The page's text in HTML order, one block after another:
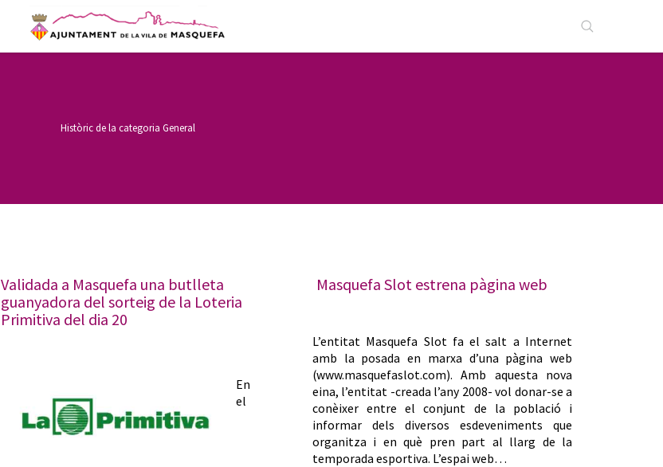
Històric de la categoria General
Validada a Masquefa una butlleta
guanyadora del sorteig de la Loteria
Primitiva del dia 20
En
el
Masquefa Slot estrena pàgina web
L’entitat Masquefa Slot fa el salt a Internet
amb la posada en marxa d’una pàgina web
(www.masquefaslot.com). Amb aquesta nova
eina, l’entitat -creada l’any 2008- vol donar-se a
conèixer entre el conjunt de la població i
informar dels diversos esdeveniments que
organitza i en què pren part al llarg de la
temporada esportiva. L’espai web…